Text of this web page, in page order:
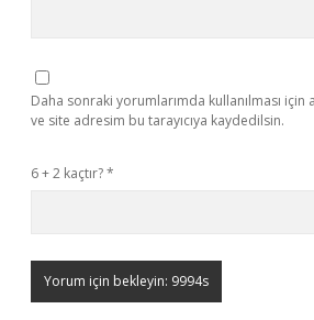
Daha sonraki yorumlarımda kullanılması için
ve site adresim bu tarayıcıya kaydedilsin.
6 + 2 kaçtır?*